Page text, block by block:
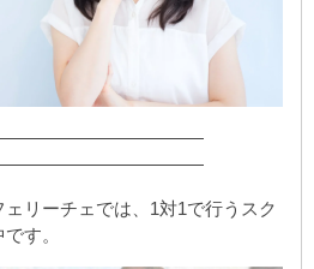
リーチェでは、1対1で行うスク
す。